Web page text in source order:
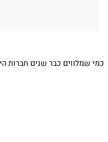
כמי שמלווים כבר שנים חברות